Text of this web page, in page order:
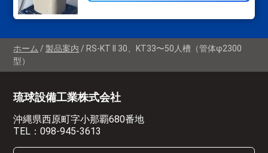
ホーム 製品案内
RS-KT II 30、KT33〜50人槽（管体φ2300
型）
琉球設備工業株式会社
沖縄県西原町字小那覇680番地
TEL：098-945-3613